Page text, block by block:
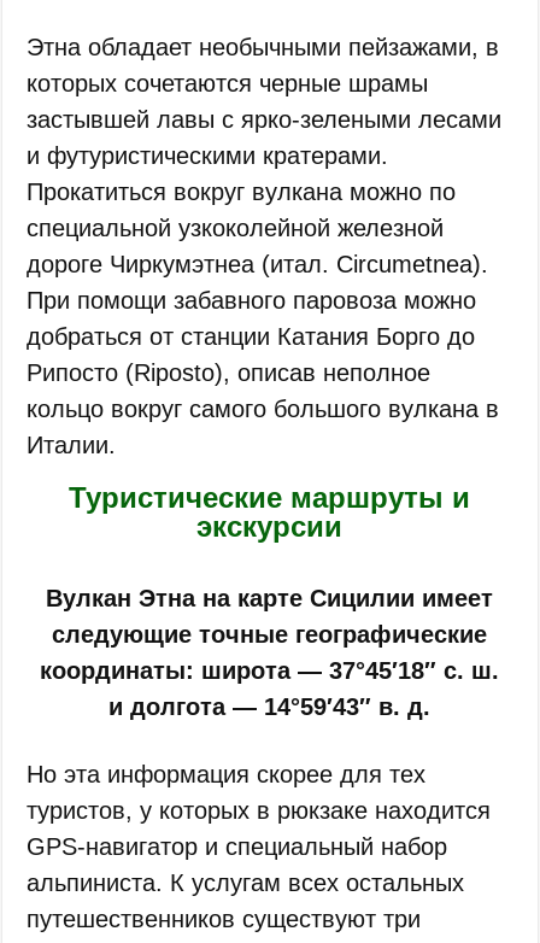
Этна обладает необычными пейзажами, в
которых сочетаются черные шрамы
застывшей лавы с ярко-зелеными лесами
и футуристическими кратерами.
Прокатиться вокруг вулкана можно по
специальной узкоколейной железной
дороге Чиркумэтнеа (итал. Circumetnea).
При помощи забавного паровоза можно
добраться от станции Катания Борго до
Рипосто (Riposto), описав неполное
кольцо вокруг самого большого вулкана в
Италии.
Туристические маршруты и
экскурсии
Вулкан Этна на карте Сицилии имеет
следующие точные географические
координаты: широта — 37°45′18″ с. ш.
и долгота — 14°59′43″ в. д.
Но эта информация скорее для тех
туристов, у которых в рюкзаке находится
GPS-навигатор и специальный набор
альпиниста. К услугам всех остальных
путешественников существуют три